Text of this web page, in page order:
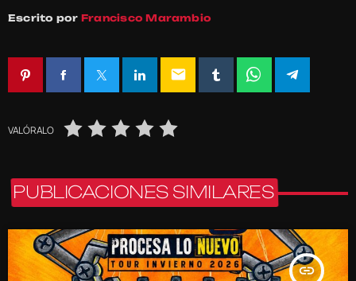
Escrito por Francisco Marambio
email
VALÓRALO
PUBLICACIONES SIMILARES
insert_link